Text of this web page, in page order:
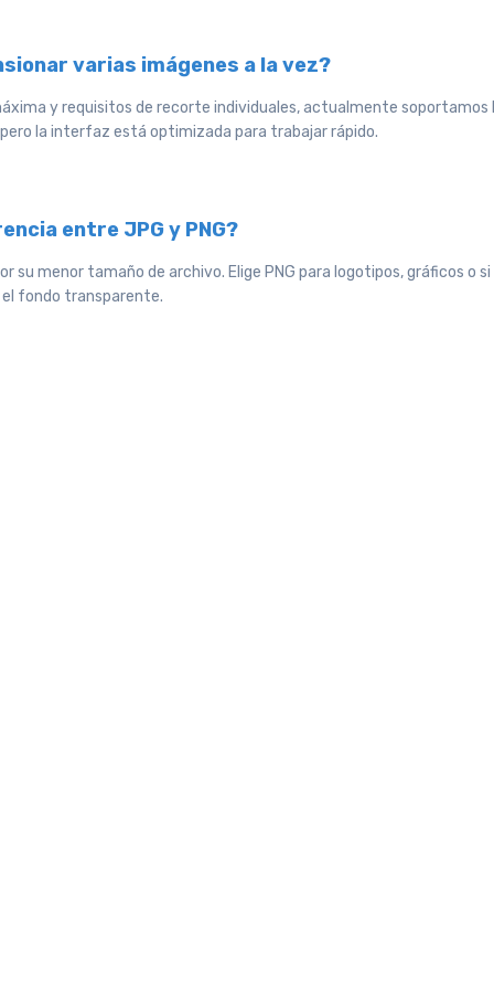
varias imágenes a la vez?
y requisitos de recorte individuales, actualmente soportamos
pero la interfaz está optimizada para trabajar rápido.
entre JPG y PNG?
su menor tamaño de archivo. Elige PNG para logotipos, gráficos o si
fondo transparente.